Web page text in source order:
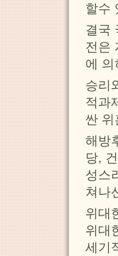
할수
결국
전은
에 의
승리
적과
싼 위
해방
당,
성스
쳐나
위대
위대
세기